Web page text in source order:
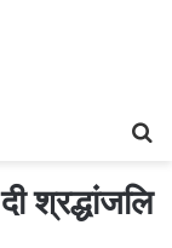
श्रद्धांजलि